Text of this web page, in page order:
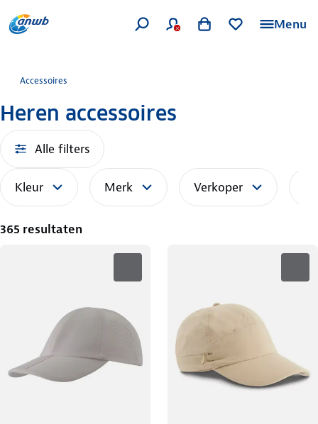
Menu
Accessoires
Heren accessoires
Alle filters
Kleur Merk Verkoper
365 resultaten